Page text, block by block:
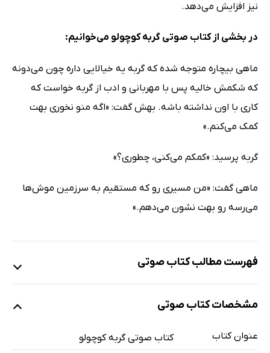
نیز افزایش می‌دهد.
در بخشی از کتاب صوتی گربه کوچولو می‌خوانیم:
ماهی بیچاره متوجه شده که گربه یه خیالایی داره چون می‌دونه
که شکمش خالیه پس با مهربانی و ادب از گربه خواست که
کاری با اون نداشته باشه. بهش گفت: «اگه منو نخوری بهت
کمک می‌کنم.»
گربه پرسید: «کمکم می‌کنی، چطوری؟»
ماهی گفت: «من مسیری رو که مستقیم به سرزمین موش‌ها
می‌رسه رو بهت نشون می‌دهم.»
فهرست مطالب کتاب صوتی
نمونه
گربه کوچولو
مشخصات کتاب صوتی
عنوان کتاب
کتاب صوتی گربه کوچولو